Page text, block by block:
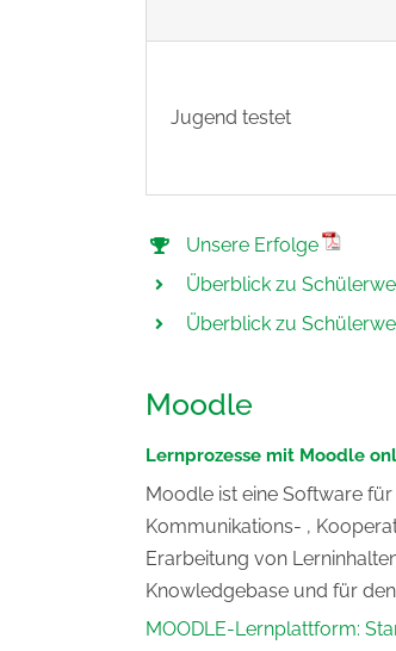
Jugend testet
Unsere Erfolge
Überblick zu
Überblick zu
Moodle
Lernprozesse mit Moodle
Moodle ist eine Software
Kommunikations- ,
Erarbeitung von
Knowledgebase und für
MOODLE-Lernplattform: